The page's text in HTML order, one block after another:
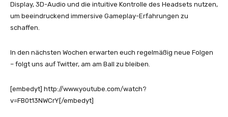
Display, 3D-Audio und die intuitive Kontrolle des Headsets nutzen,
um beeindruckend immersive Gameplay-Erfahrungen zu
schaffen.
In den nächsten Wochen erwarten euch regelmäßig neue Folgen
– folgt uns auf Twitter, am am Ball zu bleiben.
[embedyt] http://www.youtube.com/watch?
v=FB0t13NWCrY[/embedyt]